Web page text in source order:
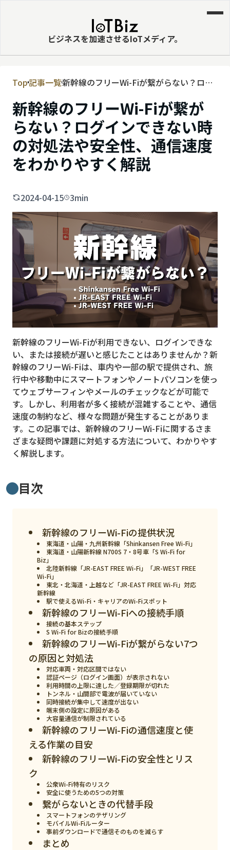
ビジネスを加速させるIoTメディア。
MVNE
エッジ
LPWA
DaaS
IaaS
ビッグデータ
MNO
MVNO
スマート漁業
PR
5G
クラウド
M2M
VPN
スマート〇〇
スマート農業
ドローン
ロボット
IoT
ニュース
デジタルサイネージ
おすすめ
Top記事一覧新幹線のフリーWi-Fiが繋がらない？ログ
速度をわかりやすく解説
新幹線のフリーWi-Fiが繋が
らない？ログインできない時
の対処法や安全性、通信速度
をわかりやすく解説
2024-04-15 3min
新幹線のフリーWi-Fiが利用できない、ログインできな
い、または接続が遅いと感じたことはありませんか？新
幹線のフリーWi-Fiは、車内や一部の駅で提供され、旅
行中や移動中にスマートフォンやノートパソコンを使っ
てウェブサーフィンやメールのチェックなどが可能で
す。しかし、利用者が多く接続が混雑することや、通信
速度の制約など、様々な問題が発生することがありま
す。この記事では、新幹線のフリーWi-Fiに関するさま
ざまな疑問や課題に対処する方法について、わかりやす
く解説します。
目次
新幹線のフリーWi-Fiの提供状況
東海道・山陽・九州新幹線「Shinkansen Free Wi-Fi」
東海道・山陽新幹線 N700S 7・8号車「S Wi-Fi for
Biz」
北陸新幹線「JR-EAST FREE Wi-Fi」「JR-WEST FREE
Wi-Fi」
東北・北海道・上越など「JR-EAST FREE Wi-Fi」対応
新幹線
駅で使えるWi-Fi・キャリアのWi-Fiスポット
新幹線のフリーWi-Fiへの接続手順
接続の基本ステップ
S Wi-Fi for Bizの接続手順
新幹線のフリーWi-Fiが繋がらない7つ
の原因と対処法
対応車両・対応区間ではない
認証ページ（ログイン画面）が表示されない
利用時間の上限に達した／登録期限が切れた
トンネル・山間部で電波が届いていない
同時接続が集中して速度が出ない
端末側の設定に原因がある
大容量通信が制限されている
新幹線のフリーWi-Fiの通信速度と使
える作業の目安
新幹線のフリーWi-Fiの安全性とリス
ク
公衆Wi-Fi特有のリスク
安全に使うための5つの対策
繋がらないときの代替手段
スマートフォンのテザリング
モバイルWi-Fiルーター
事前ダウンロードで通信そのものを減らす
まとめ